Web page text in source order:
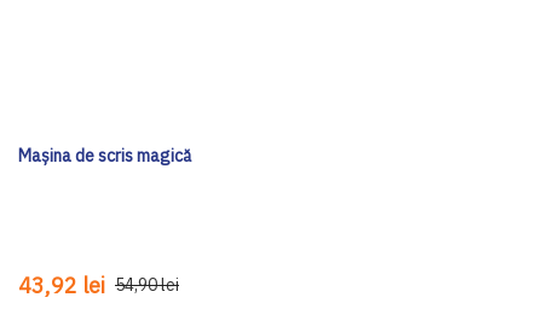
Mașina de scris magică
43,92 lei 54,90 lei